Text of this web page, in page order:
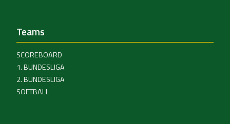
Teams
SCOREBOARD
1. BUNDESLIGA
2. BUNDESLIGA
SOFTBALL